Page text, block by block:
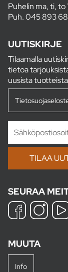
Puhelin ma, ti,
Puh.045 893
UUTISKIRJE
Tilaamalla
tietoa
uusista
SEURAA
MUUTA
Info